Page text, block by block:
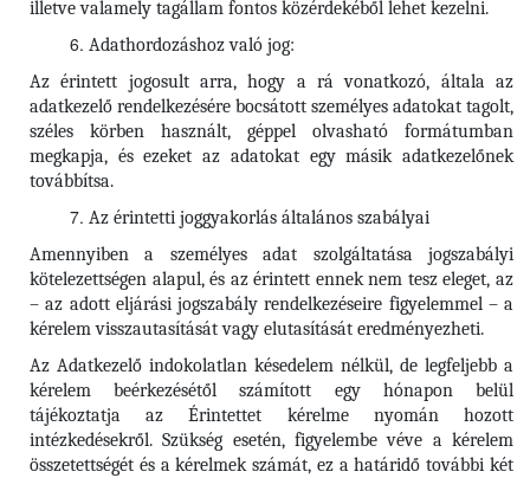
illetve valamely tagállam fontos közérdekéből lehet kezelni.
Adathordozáshoz való jog:
Az érintett jogosult arra, hogy a rá vonatkozó, általa az
adatkezelő rendelkezésére bocsátott személyes adatokat tagolt,
széles körben használt, géppel olvasható formátumban
megkapja, és ezeket az adatokat egy másik adatkezelőnek
továbbítsa.
Az érintetti joggyakorlás általános szabályai
Amennyiben a személyes adat szolgáltatása jogszabályi
kötelezettségen alapul, és az érintett ennek nem tesz eleget, az
– az adott eljárási jogszabály rendelkezéseire figyelemmel – a
kérelem visszautasítását vagy elutasítását eredményezheti.
Az Adatkezelő indokolatlan késedelem nélkül, de legfeljebb a
kérelem beérkezésétől számított egy hónapon belül
tájékoztatja az Érintettet kérelme nyomán hozott
intézkedésekről. Szükség esetén, figyelembe véve a kérelem
összetettségét és a kérelmek számát, ez a határidő további két